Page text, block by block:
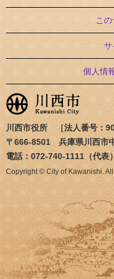
こ
サ
個人情
川西市役所 ［法人番号：
〒666-8501 兵庫県川西市
電話：072-740-1111（代表）
Copyright © City of Kawanishi. All